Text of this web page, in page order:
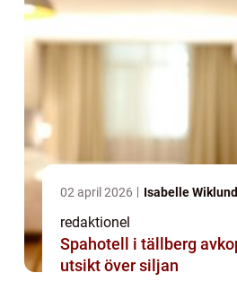
02 april 2026 Isabelle Wiklund
redaktionel
Spahotell i tällberg avkoppling med
utsikt över siljan